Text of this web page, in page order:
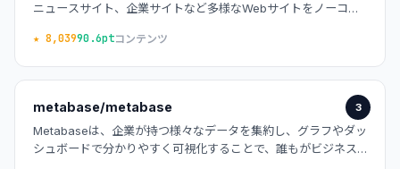
ニュースサイト、企業サイトなど多様なWebサイトをノーコー
★ 8,03990.6ptコンテンツ
3
metabase/metabase
Metabaseは、企業が持つ様々なデータを集約し、グラフやダッ
シュボードで分かりやすく可視化することで、誰もがビジネス